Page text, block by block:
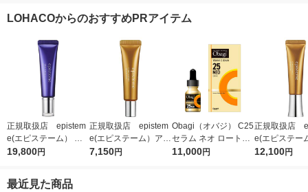
LOHACOからのおすすめPRアイテム
正規取扱店 epistem
e(エピステーム） ス
テムサイエンスアイ 1
19,800円
正規取扱店 epistem
e(エピステーム）アイ
パーフェクトショット
7,150円
Obagi（オバジ） C25
セラム ネオ ロート製
薬
11,000円
正規取扱店
e(エピステー
パーフェクト
12,100円
最近見た商品